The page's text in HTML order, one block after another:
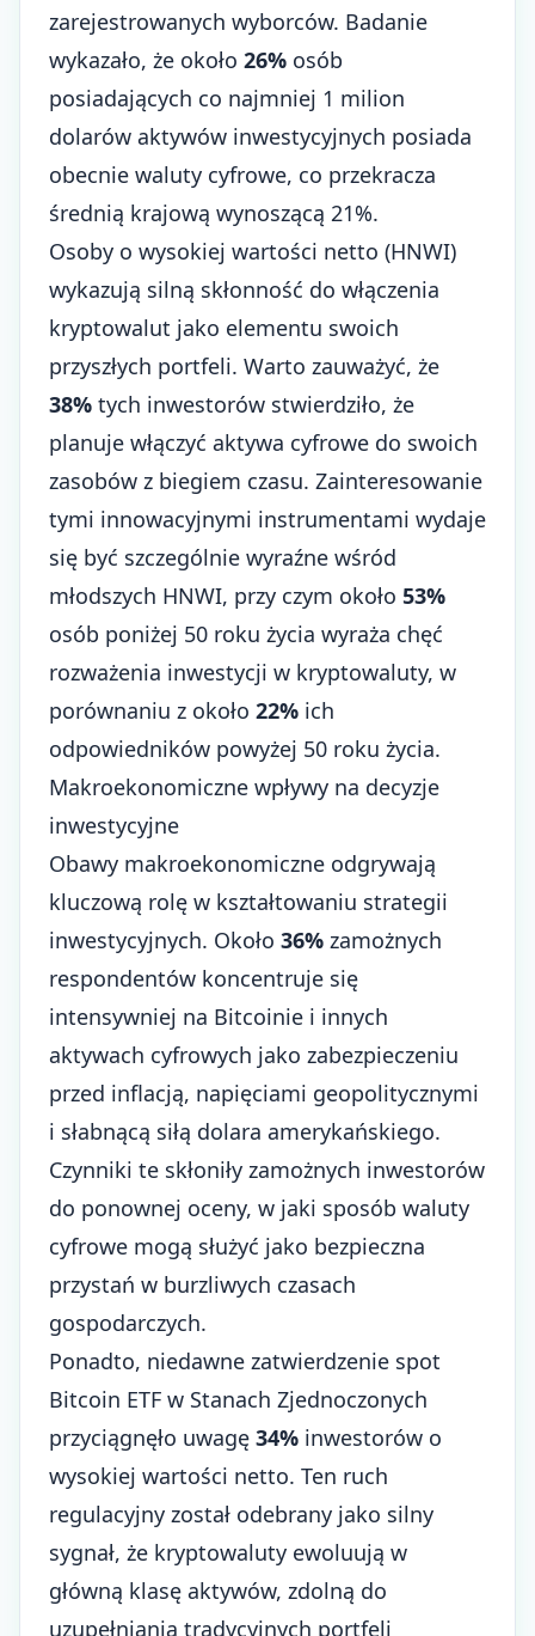
zarejestrowanych wyborców. Badanie
wykazało, że około 26% osób
posiadających co najmniej 1 milion
dolarów aktywów inwestycyjnych posiada
obecnie waluty cyfrowe, co przekracza
średnią krajową wynoszącą 21%.
Osoby o wysokiej wartości netto (HNWI)
wykazują silną skłonność do włączenia
kryptowalut jako elementu swoich
przyszłych portfeli. Warto zauważyć, że
38% tych inwestorów stwierdziło, że
planuje włączyć aktywa cyfrowe do swoich
zasobów z biegiem czasu. Zainteresowanie
tymi innowacyjnymi instrumentami wydaje
się być szczególnie wyraźne wśród
młodszych HNWI, przy czym około 53%
osób poniżej 50 roku życia wyraża chęć
rozważenia inwestycji w kryptowaluty, w
porównaniu z około 22% ich
odpowiedników powyżej 50 roku życia.
Makroekonomiczne wpływy na decyzje
inwestycyjne
Obawy makroekonomiczne odgrywają
kluczową rolę w kształtowaniu strategii
inwestycyjnych. Około 36% zamożnych
respondentów koncentruje się
intensywniej na Bitcoinie i innych
aktywach cyfrowych jako zabezpieczeniu
przed inflacją, napięciami geopolitycznymi
i słabnącą siłą dolara amerykańskiego.
Czynniki te skłoniły zamożnych inwestorów
do ponownej oceny, w jaki sposób waluty
cyfrowe mogą służyć jako bezpieczna
przystań w burzliwych czasach
gospodarczych.
Ponadto, niedawne zatwierdzenie spot
Bitcoin ETF w Stanach Zjednoczonych
przyciągnęło uwagę 34% inwestorów o
wysokiej wartości netto. Ten ruch
regulacyjny został odebrany jako silny
sygnał, że kryptowaluty ewoluują w
główną klasę aktywów, zdolną do
uzupełniania tradycyjnych portfeli